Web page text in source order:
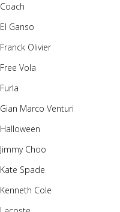
Coach
El Ganso
Franck Olivier
Free Vola
Furla
Gian Marco Venturi
Halloween
Jimmy Choo
Kate Spade
Kenneth Cole